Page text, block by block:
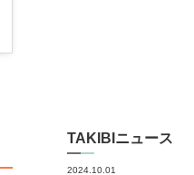
TAKIBIニュース
2024.10.01